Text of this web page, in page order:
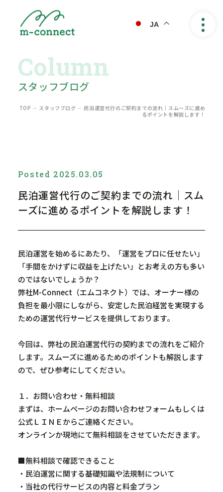
業務内容
ご依頼の流れ
会社概要
コラム
JA
スタッフブログ
TOP ― スタッフブログ ― 民泊運営代行のご契約までの流れ｜スムーズに進め
るポイントを解説します！
Posted 2025.03.05
民泊運営代行のご契約までの流れ｜スム
ーズに進めるポイントを解説します！
民泊運営を始めるにあたり、「運営をプロに任せたい」
「手間をかけずに収益を上げたい」とお考えの方も多い
のではないでしょうか？
弊社M-Connect （エムコネクト）では、オーナー様の
負担を最小限にしながら、安定した民泊経営を実現する
ための運営代行サービスを提供しております。
今回は、弊社の民泊運営代行の契約までの流れをご紹介
します。スムーズに進めるためのポイントも解説します
ので、ぜひ参考にしてください。
１．お問い合わせ・無料相談
まずは、ホームページのお問い合わせフォームもしくは
公式ＬＩＮＥからご連絡ください。
オンラインか現地にて無料相談をさせていただきます。
■無料相談で確認できること
・民泊運営に関する基礎知識や法規制について
・当社の代行サービスの内容と料金プラン